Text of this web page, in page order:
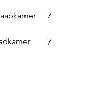
7
7